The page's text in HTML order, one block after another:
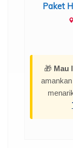
Paket
🎁 Mau